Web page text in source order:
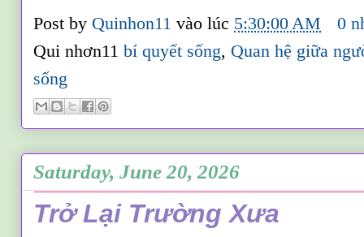
Post by Quinhon11vào lúc 5:30:00 AM
0
Qui nhơn11bí quyết sống, Quan hệ giữa
sống
Saturday, June 20, 2026
Trở Lại Trường Xưa